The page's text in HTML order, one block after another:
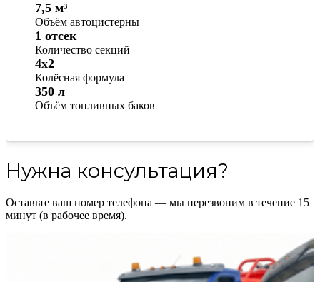
Объём автоцистерны
7,5 м³
Количество секций
1 отсек
Колёсная формула
4x2
Объём топливных баков
350 л
Нужна консультация?
Оставьте ваш номер телефона — мы перезвоним в течение 15
минут (в рабочее время).